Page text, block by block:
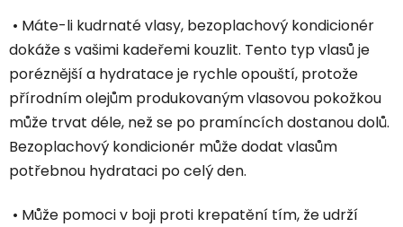
• Máte-li kudrnaté vlasy, bezoplachový kondicionér
dokáže s vašimi kadeřemi kouzlit. Tento typ vlasů je
poréznější a hydratace je rychle opouští, protože
přírodním olejům produkovaným vlasovou pokožkou
může trvat déle, než se po pramíncích dostanou dolů.
Bezoplachový kondicionér může dodat vlasům
potřebnou hydrataci po celý den.
• Může pomoci v boji proti krepatění tím, že udrží